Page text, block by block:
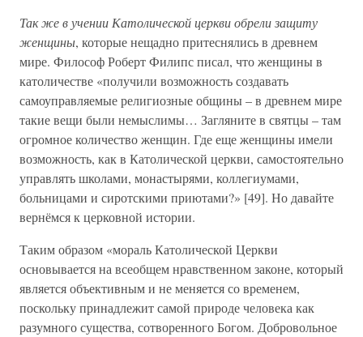
Так же в учении Католической церкви обрели защиту
женщины, которые нещадно притеснялись в древнем
мире. Философ Роберт Филипс писал, что женщины в
католичестве «получили возможность создавать
самоуправляемые религиозные общины – в древнем мире
такие вещи были немыслимы… Загляните в святцы – там
огромное количество женщин. Где еще женщины имели
возможность, как в Католической церкви, самостоятельно
управлять школами, монастырями, коллегиумами,
больницами и сиротскими приютами?» [49]. Но давайте
вернёмся к церковной истории.
Таким образом «мораль Католической Церкви
основывается на всеобщем нравственном законе, который
является объективным и не меняется со временем,
поскольку принадлежит самой природе человека как
разумного существа, сотворенного Богом. Добровольное